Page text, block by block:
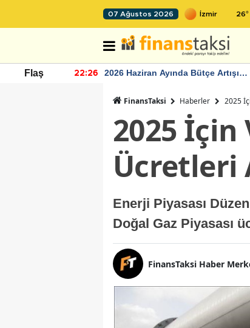
07 Ağustos 2026 26°
Flaş 22:26
2026 Haziran Ayında Bütçe Artışı
FinansTaksi Haberler 2025
2025 İçin
Ücretleri
Enerji Piyasası
Doğal Gaz Piyasası
FinansTaksi Haber